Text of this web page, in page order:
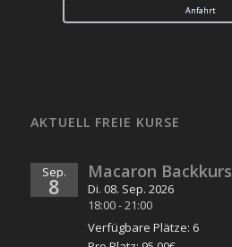
Anfahrt
AKTUELL FREIE KURSE
Sep.
8
Macaron Backkurs
Di. 08. Sep. 2026
18:00-21:00
Verfügbare Plätze: 6